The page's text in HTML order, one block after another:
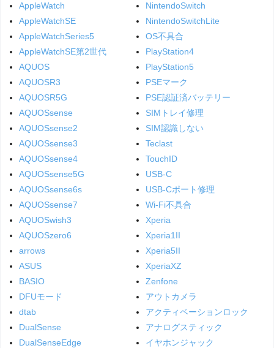
AppleWatch
AppleWatchSE
AppleWatchSeries5
AppleWatchSE第2世代
AQUOS
AQUOSR3
AQUOSR5G
AQUOSsense
AQUOSsense2
AQUOSsense3
AQUOSsense4
AQUOSsense5G
AQUOSsense6s
AQUOSsense7
AQUOSwish3
AQUOSzero6
arrows
ASUS
BASIO
DFUモード
dtab
DualSense
DualSenseEdge
NintendoSwitch
NintendoSwitchLite
OS不具合
PlayStation4
PlayStation5
PSEマーク
PSE認証済バッテリー
SIMトレイ修理
SIM認識しない
Teclast
TouchID
USB-C
USB-Cポート修理
Wi-Fi不具合
Xperia
Xperia1II
Xperia5II
XperiaXZ
Zenfone
アウトカメラ
アクティベーションロック
アナログスティック
イヤホンジャック